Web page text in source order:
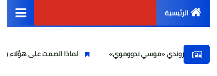
الرئيسية
أخبار مصر
«موسي ندووموي» لماذا الصمت على هؤلاء بلوجر تسيء